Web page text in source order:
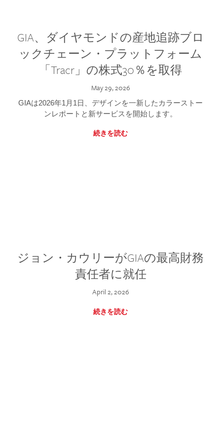
GIA、ダイヤモンドの産地追跡ブロ
ックチェーン・プラットフォーム
「Tracr」の株式30％を取得
May 29, 2026
GIAは2026年1月1日、デザインを一新したカラーストー
ンレポートと新サービスを開始します。
続きを読む
ジョン・カウリーがGIAの最高財務
責任者に就任
April 2, 2026
続きを読む